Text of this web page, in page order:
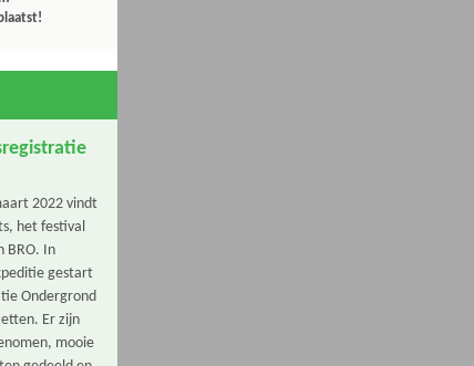
2022 vindt
het festival
BRO. In
gestart
Ondergrond
Er zijn
mooie